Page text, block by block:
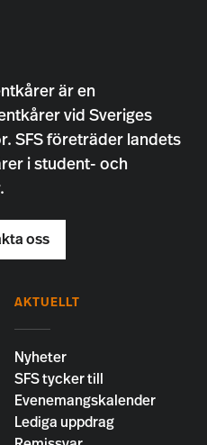
är en
vid Sveriges
SFS företräder landets
i student- och
oss
AKTUELLT
Nyheter
SFS tycker till
Evenemangskalender
Lediga uppdrag